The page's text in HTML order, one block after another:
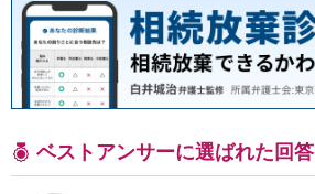
ベストアンサーに選ばれた回答